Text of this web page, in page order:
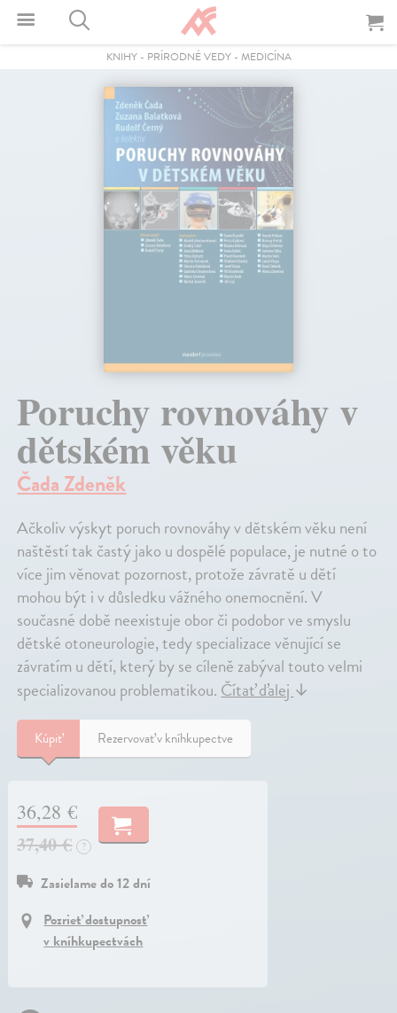
KNIHY- PRÍRODNÉ VEDY- MEDICÍNA
Poruchy rovnováhy v
dětském věku
Čada Zdeněk
Ačkoliv výskyt poruch rovnováhy v dětském věku není
naštěstí tak častý jako u dospělé populace, je nutné o to
více jim věnovat pozornost, protože závratě u dětí
mohou být i v důsledku vážného onemocnění. V
současné době neexistuje obor či podobor ve smyslu
dětské otoneurologie, tedy specializace věnující se
závratím u dětí, který by se cíleně zabýval touto velmi
specializovanou problematikou.Čítať ďalej↓
Kúpiť Rezervovať v kníhkupectve
36,28 €
37,40 €
?
Zasielame do 12 dní
Pozrieť dostupnosť
v kníhkupectvách